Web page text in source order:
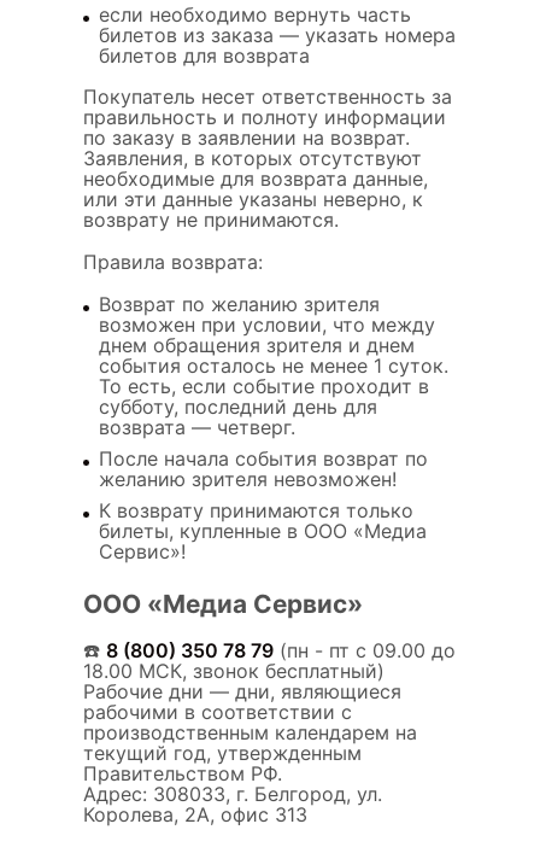
если необходимо вернуть часть
билетов из заказа — указать номера
билетов для возврата
Покупатель несет ответственность за
правильность и полноту информации
по заказу в заявлении на возврат.
Заявления, в которых отсутствуют
необходимые для возврата данные,
или эти данные указаны неверно, к
возврату не принимаются.
Правила возврата:
Возврат по желанию зрителя
возможен при условии, что между
днем обращения зрителя и днем
события осталось не менее 1 суток.
То есть, если событие проходит в
субботу, последний день для
возврата — четверг.
После начала события возврат по
желанию зрителя невозможен!
К возврату принимаются только
билеты, купленные в ООО «Медиа
Сервис»!
ООО «Медиа Сервис»
☎️ 8 (800) 350 78 79 (пн - пт с 09.00 до
18.00 МСК, звонок бесплатный)
Рабочие дни — дни, являющиеся
рабочими в соответствии с
производственным календарем на
текущий год, утвержденным
Правительством РФ.
Адрес: 308033, г. Белгород, ул.
Королева, 2А, офис 313